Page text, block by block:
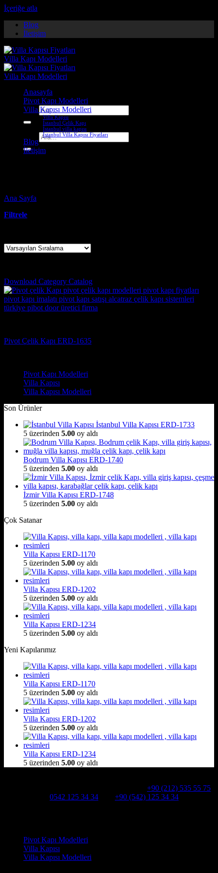
İçeriğe atla
Blog
İletişim
Ara:
Anasayfa
Pivot Kapı Modelleri
Villa Kapısı Modelleri
Villa Kapısı
İstanbul Çelik Kapı
İstanbul villa kapısı
İstanbul Villa Kapısı Fiyatları
Blog
İletişim
Ana Sayfa
Filtrele
Download Category Catalog
Pivot Çelik Kapı ERD-1635
Pivot Kapı Modelleri
Villa Kapısı
Villa Kapısı Modelleri
Son Ürünler
İstanbul Villa Kapısı ERD-1733
5 üzerinden 5.00 oy aldı
Bodrum Villa Kapısı ERD-1740
5 üzerinden 5.00 oy aldı
İzmir Villa Kapısı ERD-1748
5 üzerinden 5.00 oy aldı
Çok Satanar
Villa Kapısı ERD-1170
5 üzerinden 5.00 oy aldı
Villa Kapısı ERD-1202
5 üzerinden 5.00 oy aldı
Villa Kapısı ERD-1234
5 üzerinden 5.00 oy aldı
Yeni Kapılarımız
Villa Kapısı ERD-1170
5 üzerinden 5.00 oy aldı
Villa Kapısı ERD-1202
5 üzerinden 5.00 oy aldı
Villa Kapısı ERD-1234
5 üzerinden 5.00 oy aldı
+90 (212) 535 55 75
0542 125 34 34
+90 (542) 125 34 34
Pivot Kapı Modelleri
Villa Kapısı
Villa Kapısı Modelleri